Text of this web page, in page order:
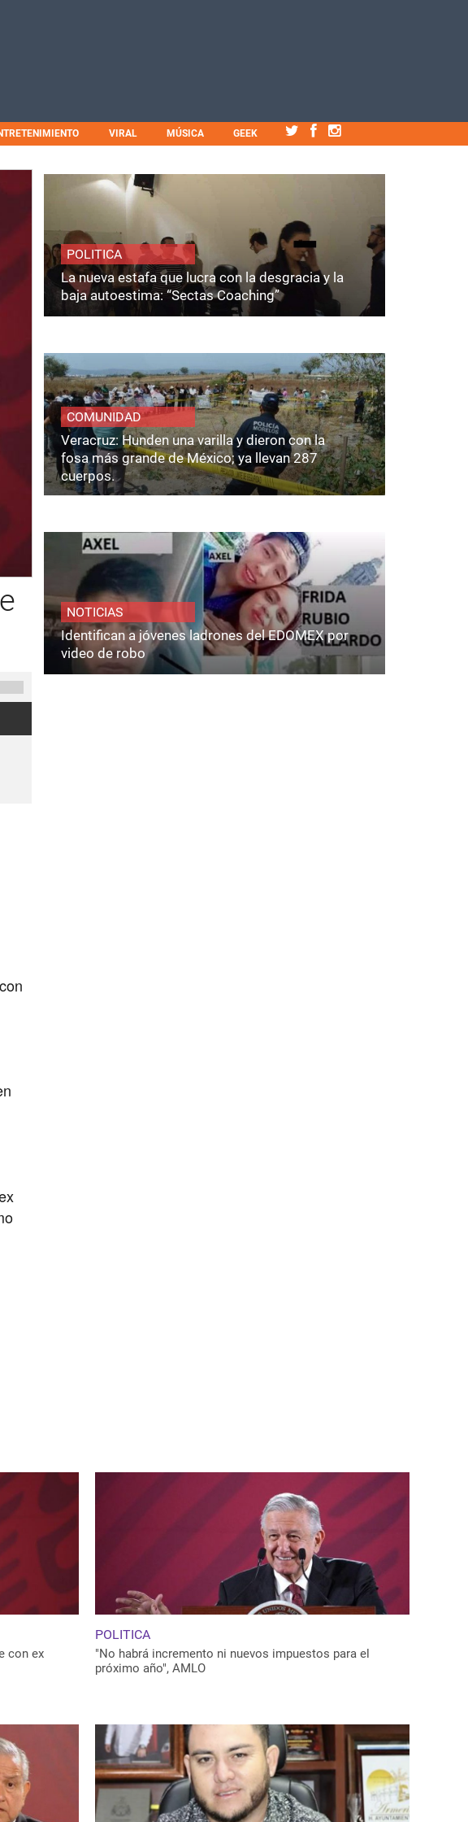
VIRAL MÚSICA GEEK
POLITICA
La nueva estafa que lucra con la desgracia y la
baja autoestima: “Sectas Coaching”
COMUNIDAD
Veracruz: Hunden una varilla y dieron con la
fosa más grande de México; ya llevan 287
cuerpos.
NOTICIAS
Identifican a jóvenes ladrones del EDOMEX por
video de robo
con ex
POLITICA
"No habrá incremento ni nuevos impuestos para el
próximo año", AMLO